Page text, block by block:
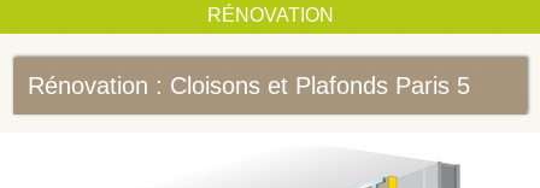
RÉNOVATION
Rénovation : Cloisons et Plafonds Paris 5